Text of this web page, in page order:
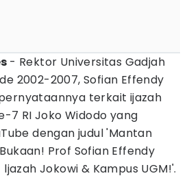
- Rektor Universitas Gadjah
2002-2007, Sofian Effendy
terkait ijazah
7 RI Joko Widodo yang
dengan judul 'Mantan
Prof Sofian Effendy
Jokowi & Kampus UGM!'.